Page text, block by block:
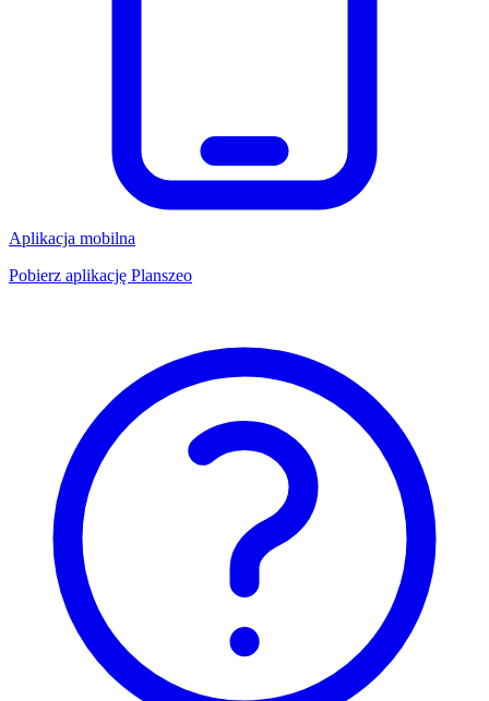
Aplikacja mobilna
Pobierz aplikację Planszeo